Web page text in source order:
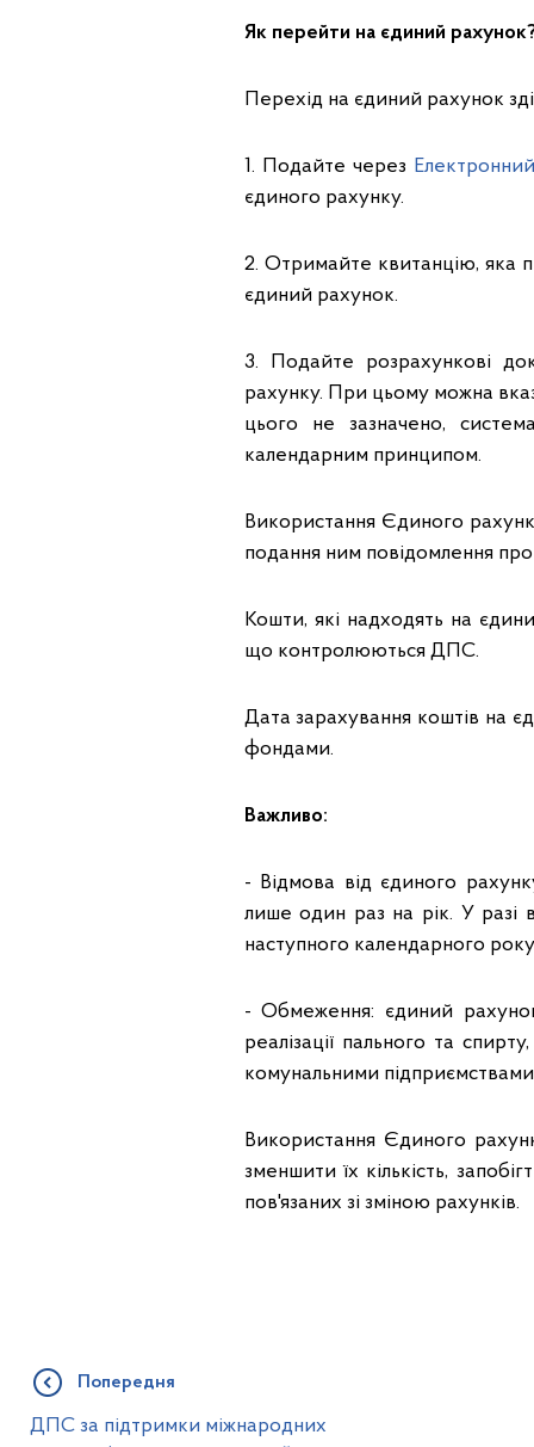
Як перейти на єдиний
Перехід на єдиний рахунок
1. Подайте через
єдиного рахунку.
2. Отримайте квитанцію, яка
єдиний рахунок.
3. Подайте розрахункові
рахунку. При цьому можна
цього не зазначено,
календарним принципом.
Використання Єдиного
подання ним повідомлення
Кошти, які надходять на
що контролюються ДПС.
Дата зарахування коштів на
фондами.
Важливо:
- Відмова від єдиного
лише один раз на рік. У разі
наступного календарного
- Обмеження: єдиний
реалізації пального та
комунальними підприємствами
Використання Єдиного
зменшити їх кількість,
пов'язаних зі зміною рахунків.
Попередня
ДПС за підтримки міжнародних